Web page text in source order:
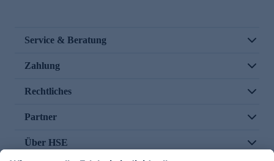
Service & Beratung
Zahlung
Rechtliches
Partner
Über HSE